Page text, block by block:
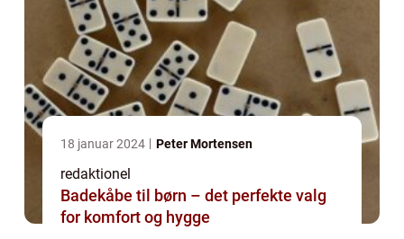
18 januar 2024 Peter Mortensen
redaktionel
Badekåbe til børn – det perfekte valg
for komfort og hygge